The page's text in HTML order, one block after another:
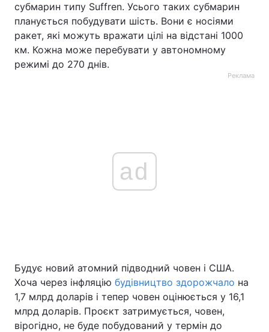
субмарин типу Suffren. Усього таких субмарин
планується побудувати шість. Вони є носіями
ракет, які можуть вражати цілі на відстані 1000
км. Кожна може перебувати у автономному
режимі до 270 днів.
Реклама
ad
Будує новий атомний підводний човен і США.
Хоча через інфляцію будівництво здорожчало на
1,7 млрд доларів і тепер човен оцінюється у 16,1
млрд доларів. Проєкт затримується, човен,
вірогідно, не буде побудований у термін до